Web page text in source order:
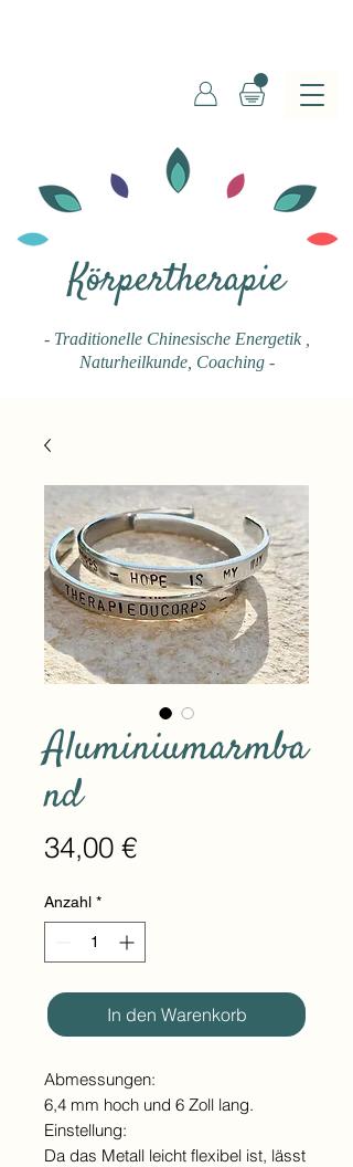
Körpertherapie
- Traditionelle Chinesische Energetik
Naturheilkunde, Coaching -
Aluminiumarmba
nd
34,00 €Preis
Anzahl *
In den Warenkorb
Abmessungen:
6,4 mm hoch und 6 Zoll lang.
Einstellung:
Da das Metall leicht flexibel ist, lässt